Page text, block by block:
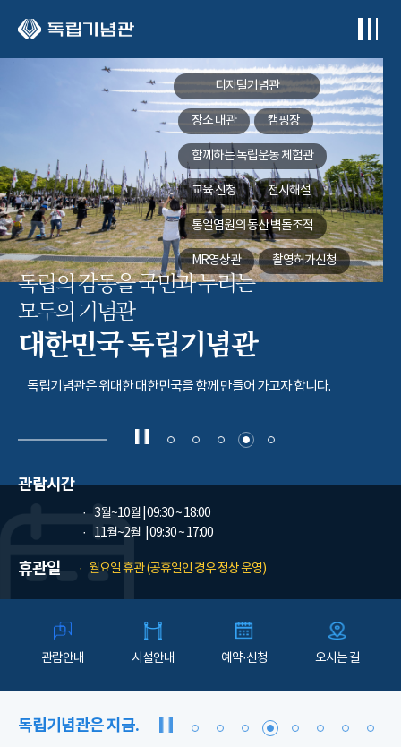
디지털기념관
장소 대관 캠핑장
함께하는독립운동 체험관
교육 신청 전시해설
통일염원의 동산벽돌조적
MR영상관 촬영허가신청
독립의 감동을 국민과 누리는
모두의 기념관
대한민국 독립기념관
독립기념관은 위대한 대한민국을 함께 만들어 가고자 합니다.
관람시간
3월~10월 | 09:30 ~ 18:00
11월~2월
| 09:30 ~ 17:00
휴관일 월요일 휴관 (공휴일인 경우 정상 운영)
관람안내 시설안내 예약·신청 오시는 길
독립기념관은 지금.